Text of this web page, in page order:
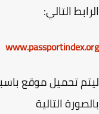
التالي:
التالية